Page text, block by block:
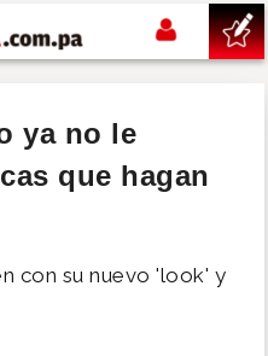
ya no le
que hagan
con su nuevo 'look' y